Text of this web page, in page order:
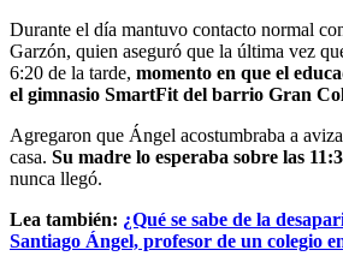
Durante el día mantuvo contacto normal
Garzón, quien aseguró que la última vez
6:20 de la tarde, momento en que el
el gimnasio SmartFit del barrio Gran
Agregaron que Ángel acostumbraba a
casa. Su madre lo esperaba sobre las
nunca llegó.
Lea también: ¿Qué se sabe de la
Santiago Ángel, profesor de un colegio